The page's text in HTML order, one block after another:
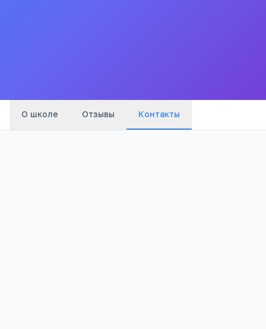
О школе Отзывы Контакты